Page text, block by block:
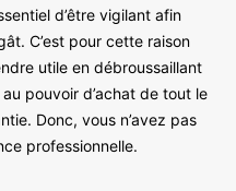
d’être vigilant afin
C’est pour cette raison
utile en débroussaillant
pouvoir d’achat de tout le
Donc, vous n’avez pas
professionnelle.